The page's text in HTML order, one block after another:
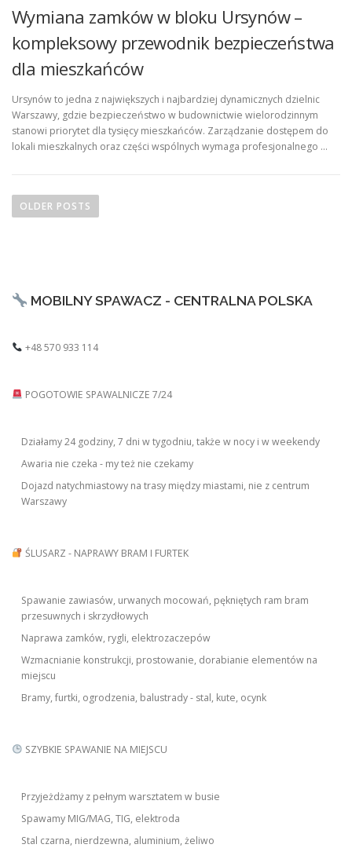
Wymiana zamków w bloku Ursynów –
kompleksowy przewodnik bezpieczeństwa
dla mieszkańców
Ursynów to jedna z największych i najbardziej dynamicznych dzielnic
Warszawy, gdzie bezpieczeństwo w budownictwie wielorodzinnym
stanowi priorytet dla tysięcy mieszkańców. Zarządzanie dostępem do
lokali mieszkalnych oraz części wspólnych wymaga profesjonalnego …
o
a
i
a
OLDER POSTS
MOBILNY SPAWACZ - CENTRALNA POLSKA
+48 570 933 114
POGOTOWIE SPAWALNICZE 7/24
Działamy 24 godziny, 7 dni w tygodniu, także w nocy i w weekendy
Awaria nie czeka - my też nie czekamy
Dojazd natychmiastowy na trasy między miastami, nie z centrum
Warszawy
ŚLUSARZ - NAPRAWY BRAM I FURTEK
Spawanie zawiasów, urwanych mocowań, pękniętych ram bram
przesuwnych i skrzydłowych
Naprawa zamków, rygli, elektrozaczepów
Wzmacnianie konstrukcji, prostowanie, dorabianie elementów na
miejscu
Bramy, furtki, ogrodzenia, balustrady - stal, kute, ocynk
SZYBKIE SPAWANIE NA MIEJSCU
Przyjeżdżamy z pełnym warsztatem w busie
Spawamy MIG/MAG, TIG, elektroda
Stal czarna, nierdzewna, aluminium, żeliwo